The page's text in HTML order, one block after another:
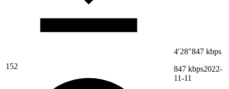
152
4′28″847 kbps
847 kbps2022-
11-11